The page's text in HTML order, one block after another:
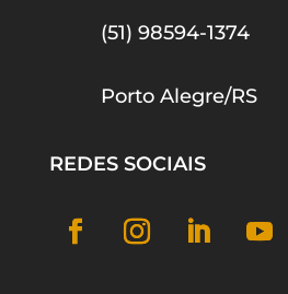
(51) 98594-1374
Porto Alegre/RS
REDES SOCIAIS